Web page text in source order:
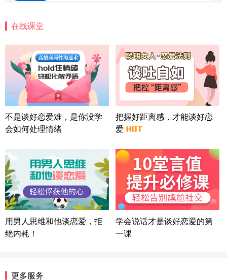
情感方案
北京-朝阳 151****3189
22分钟前
微信用户 巧?媚儿 通过此页面咨询，已获得专属情感
方案
上海-浦东 177****9074
56分钟前
微信用户 Liberty 通过此页面咨询，已获得专属情感
方案
广东-广州 188****5632
湖北-武汉 135****7410
41分钟前
微信用户 困困魚? 通过此页面咨询，已获得专属情感
方案
陕西-西安 139****6283
3分钟前
情感方案
浙江-宁波 150****8921
在线课堂
不是谈好恋爱难，是你没学
会如何处理情绪
把握好距离感，才能谈好恋
爱
用男人思维和他谈恋爱，拒
绝内耗！
学会说话才是谈好恋爱的第
一课
更多服务